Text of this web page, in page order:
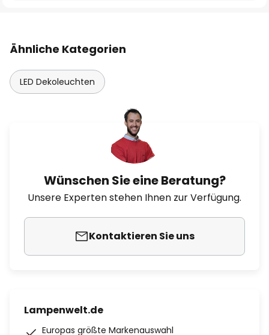
Ähnliche Kategorien
LED Dekoleuchten
Wünschen Sie eine Beratung?
Unsere Experten stehen Ihnen zur Verfügung.
Kontaktieren Sie uns
Lampenwelt.de
Europas größte Markenauswahl